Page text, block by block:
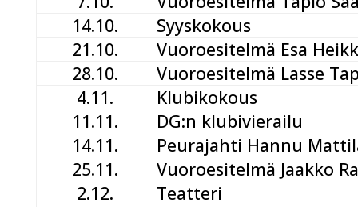
14.10.
Syyskokous
21.10.
Vuoroesitelmä Esa
28.10.
Vuoroesitelmä Lasse
4.11.
Klubikokous
11.11.
DG:n klubivierailu
14.11.
Peurajahti Hannu
25.11.
Vuoroesitelmä Jaakko
2.12.
Teatteri